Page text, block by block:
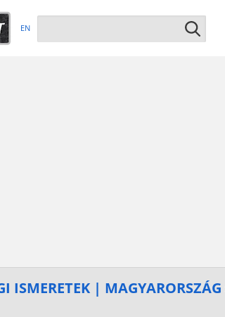
EN
ISMERETEK | MAGYARORSZÁG